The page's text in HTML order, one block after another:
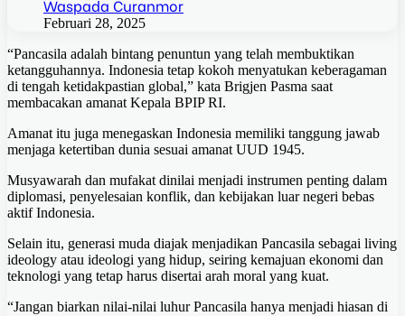
Waspada Curanmor
Februari 28, 2025
“Pancasila adalah bintang penuntun yang telah membuktikan
ketangguhannya. Indonesia tetap kokoh menyatukan keberagaman
di tengah ketidakpastian global,” kata Brigjen Pasma saat
membacakan amanat Kepala BPIP RI.
Amanat itu juga menegaskan Indonesia memiliki tanggung jawab
menjaga ketertiban dunia sesuai amanat UUD 1945.
Musyawarah dan mufakat dinilai menjadi instrumen penting dalam
diplomasi, penyelesaian konflik, dan kebijakan luar negeri bebas
aktif Indonesia.
Selain itu, generasi muda diajak menjadikan Pancasila sebagai living
ideology atau ideologi yang hidup, seiring kemajuan ekonomi dan
teknologi yang tetap harus disertai arah moral yang kuat.
“Jangan biarkan nilai-nilai luhur Pancasila hanya menjadi hiasan di